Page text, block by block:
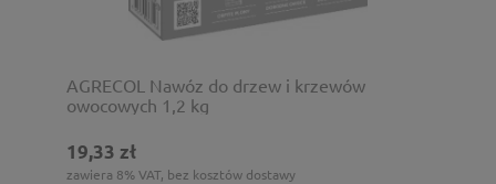
AGRECOL Nawóz do drzew i krzewów
owocowych 1,2 kg
19,33 zł
zawiera 8% VAT, bez kosztów dostawy